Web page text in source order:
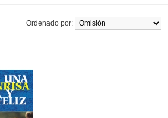
Ordenado por: